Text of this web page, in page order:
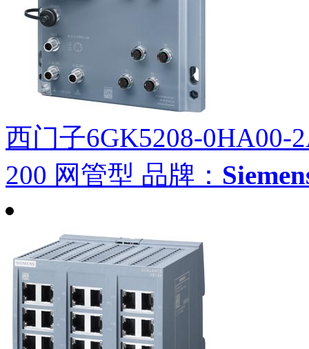
西门子6GK5208-0HA00-
200 网管型 品牌：